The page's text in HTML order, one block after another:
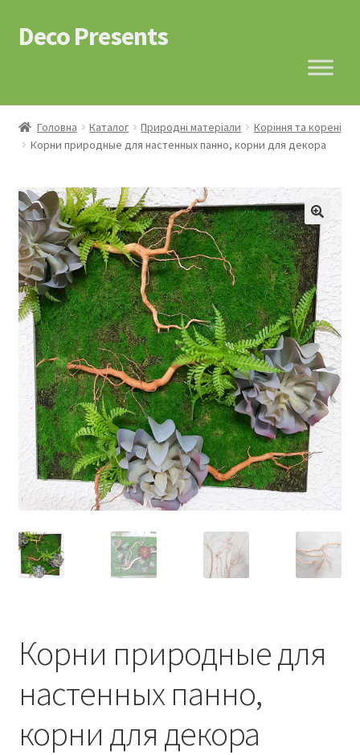
Перейти
до
Перейти
до
Deco Presents
Головна Каталог Природні матеріали
Коріння та корені
Корни природные для настенных панно, корни для декора
Корни природные для
настенных панно,
корни для декора